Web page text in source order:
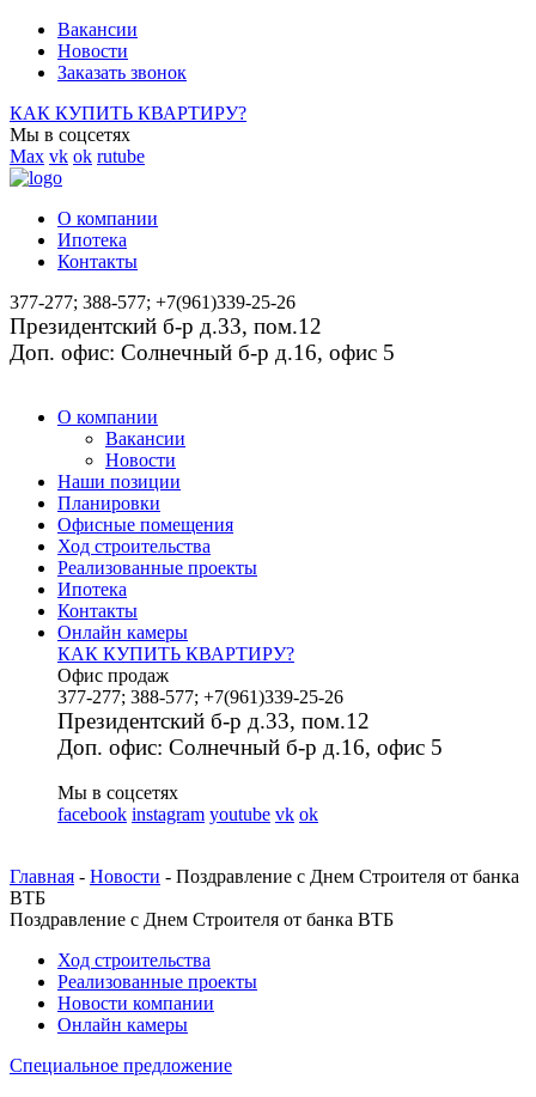
Вакансии
Новости
Заказать звонок
КАК КУПИТЬ КВАРТИРУ?
Мы в соцсетях
Max vk ok rutube
О компании
Ипотека
Контакты
377-277; 388-577; +7(961)339-25-26
Президентский б-р д.33, пом.12
Доп. офис: Солнечный б-р д.16, офис 5
О компании
Вакансии
Новости
Наши позиции
Планировки
Офисные помещения
Ход строительства
Реализованные проекты
Ипотека
Контакты
Онлайн камеры
КАК КУПИТЬ КВАРТИРУ?
Офис продаж
377-277; 388-577; +7(961)339-25-26
Президентский б-р д.33, пом.12
Доп. офис: Солнечный б-р д.16, офис 5
Мы в соцсетях
facebook instagram youtube vk ok
Главная - Новости - Поздравление с Днем Строителя от банка
ВТБ
Поздравление с Днем Строителя от банка ВТБ
Ход строительства
Реализованные проекты
Новости компании
Онлайн камеры
Специальное предложение